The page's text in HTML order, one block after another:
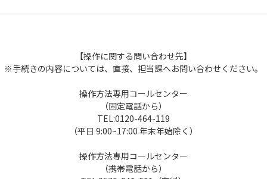
みについても、この規約に同意したものとみ
なします。
３ 利用者ＩＤ・パスワード等の登録・変更
行う場合は、利用者たる本人が利用方法に従
い利用者登録を行うことができるものとしま
【操作に関する問い合わせ先】
※手続きの内容については、直接、担当課へお問い合わせください。
操作方法専用コールセンター
（固定電話から）
TEL:0120-464-119
（平日 9:00~17:00 年末年始除く）
操作方法専用コールセンター
（携帯電話から）